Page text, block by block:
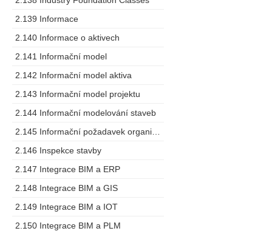
2.139 Informace
2.140 Informace o aktivech
2.141 Informační model
2.142 Informační model aktiva
2.143 Informační model projektu
2.144 Informační modelování staveb
2.146 Inspekce stavby
2.147 Integrace BIM a ERP
2.148 Integrace BIM a GIS
2.149 Integrace BIM a IOT
2.150 Integrace BIM a PLM